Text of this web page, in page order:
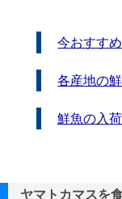
今おすす
各産地の
鮮魚の入
ヤマトカマスを